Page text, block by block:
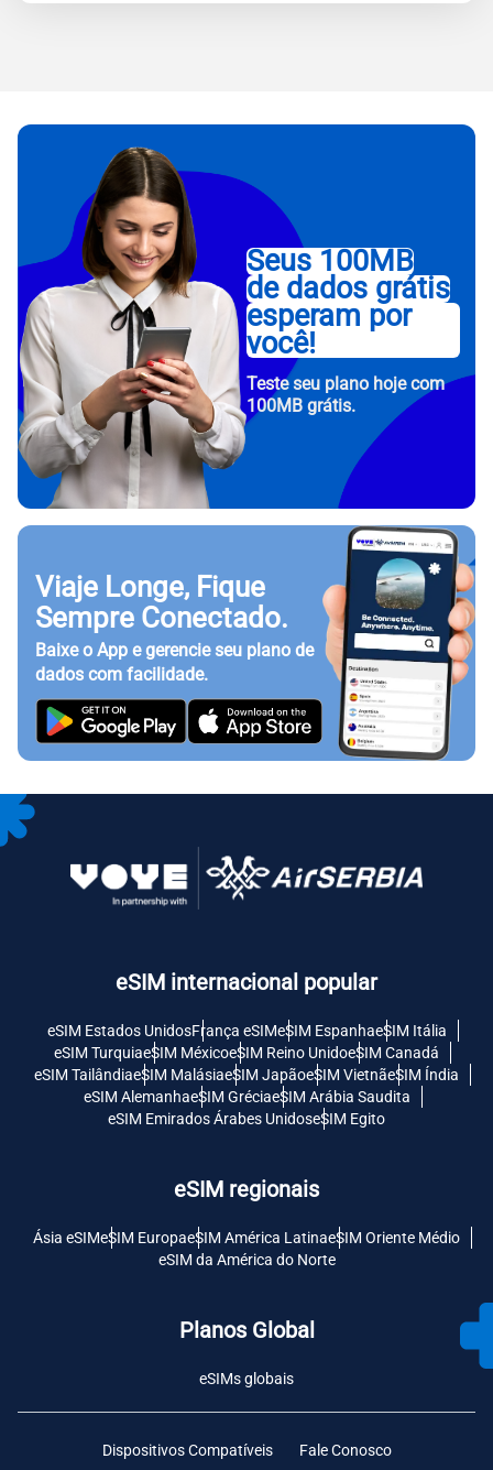
Seus 100MB
de dados grátis
esperam por
você!
Teste seu plano hoje com
100MB grátis.
Viaje Longe, Fique
Sempre Conectado.
Baixe o App e gerencie seu plano de
dados com facilidade.
eSIM internacional popular
eSIM Estados UnidosFrança eSIMeSIM EspanhaeSIM Itália
eSIM TurquiaeSIM MéxicoeSIM Reino UnidoeSIM Canadá
eSIM TailândiaeSIM MalásiaeSIM JapãoeSIM VietnãeSIM Índia
eSIM AlemanhaeSIM GréciaeSIM Arábia Saudita
eSIM Emirados Árabes UnidoseSIM Egito
eSIM regionais
Ásia eSIMeSIM EuropaeSIM América LatinaeSIM Oriente Médio
eSIM da América do Norte
Planos Global
eSIMs globais
Dispositivos Compatíveis Fale Conosco